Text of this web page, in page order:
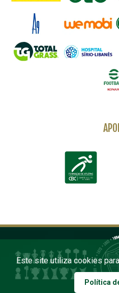
Este site utiliza cookies
Política